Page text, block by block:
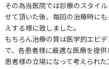
その為当医院では診療のスタイ
せて頂いた後、毎回の治療時に
えする様に致しました。
もちろん治療の質は医学的エビ
で、各患者様に最適な医療を提
患者様の立場になって考えられた